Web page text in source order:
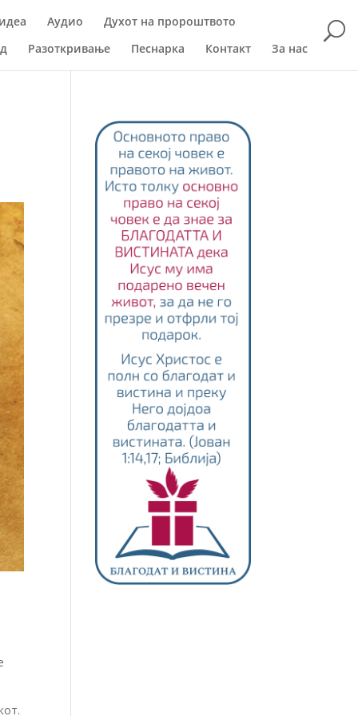
Аудио
Духот на пророштвото
Разоткривање Песнарка Контакт За нас